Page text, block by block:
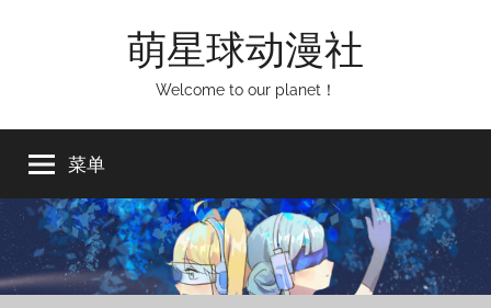
萌星球动漫社
Welcome to our planet！
菜单